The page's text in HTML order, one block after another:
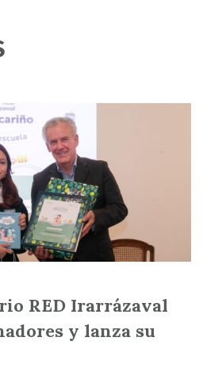
RED Irarrázaval
y lanza su